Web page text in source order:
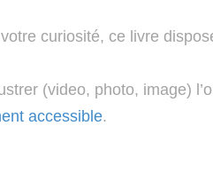
curiosité, ce livre
(video, photo, image)
accessible.